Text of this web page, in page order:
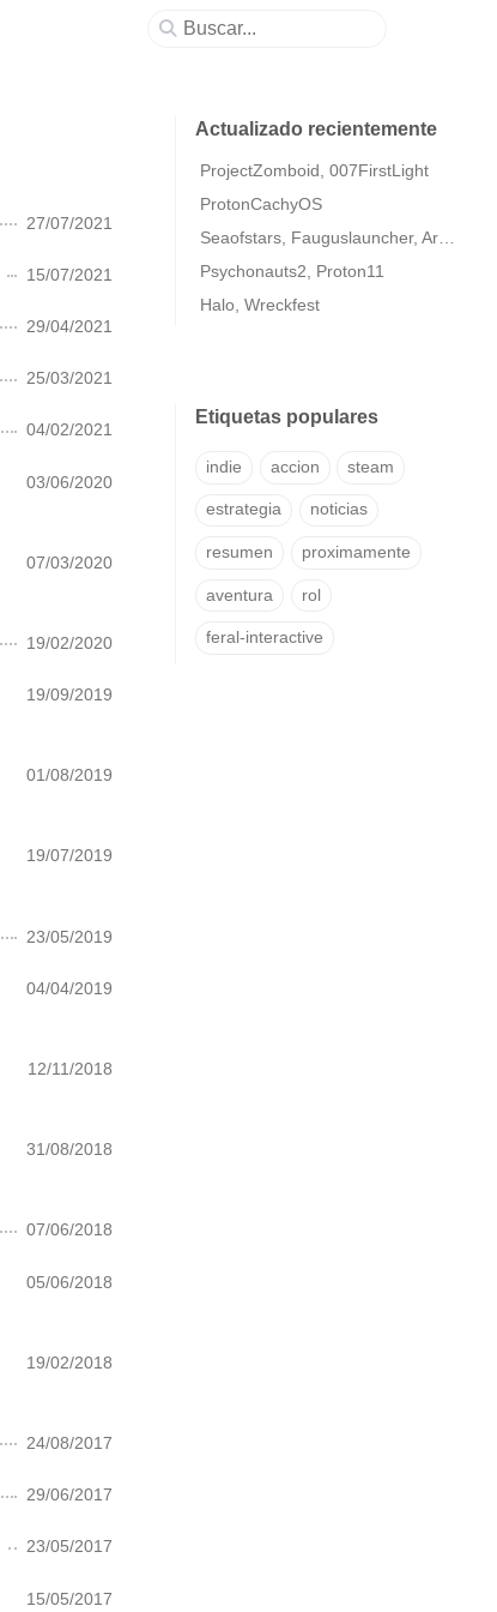
27/07/2021
15/07/2021
29/04/2021
25/03/2021
04/02/2021
03/06/2020
07/03/2020
19/02/2020
19/09/2019
01/08/2019
19/07/2019
23/05/2019
04/04/2019
12/11/2018
31/08/2018
07/06/2018
05/06/2018
19/02/2018
24/08/2017
29/06/2017
23/05/2017
15/05/2017
Actualizado recientemente
ProjectZomboid, 007FirstLight
ProtonCachyOS
Psychonauts2, Proton11
Halo, Wreckfest
Etiquetas populares
indie accion steam
estrategia noticias
resumen proximamente
aventura rol
feral-interactive